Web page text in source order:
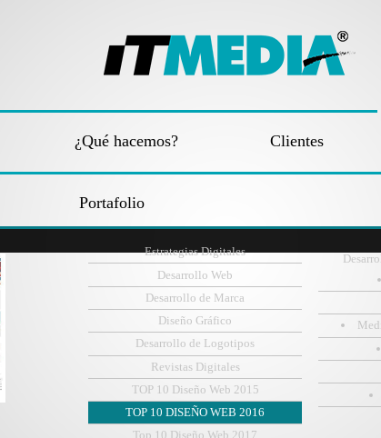
¿Qué hacemos? Clientes
Portafolio
Estrategias Digitales
Desarrollo Web
Desarrollo de Marca
Diseño Gráfico
Desarrollo de Logotipos
Revistas Digitales
TOP 10 Diseño Web 2015
TOP 10 DISEÑO WEB 2016
Top 10 Diseño Web 2017